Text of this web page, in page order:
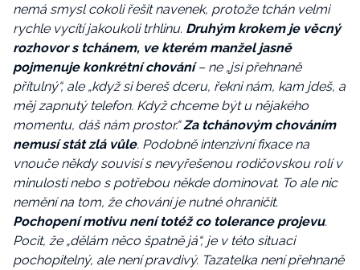
nemá smysl cokoli řešit navenek, protože tchán velmi
rychle vycítí jakoukoli trhlinu. Druhým krokem je věcný
rozhovor s tchánem, ve kterém manžel jasně
pojmenuje konkrétní chování– ne „jsi přehnaně
přítulný“, ale „když si bereš dceru, řekni nám, kam jdeš, a
měj zapnutý telefon. Když chceme být u nějakého
momentu, dáš nám prostor.“Za tchánovým chováním
nemusí stát zlá vůle. Podobně intenzivní fixace na
vnouče někdy souvisí s nevyřešenou rodičovskou rolí v
minulosti nebo s potřebou někde dominovat. To ale nic
nemění na tom, že chování je nutné ohraničit.
Pochopení motivu není totéž co tolerance projevu.
Pocit, že „dělám něco špatně já“, je v této situaci
pochopitelný, ale není pravdivý. Tazatelka není přehnaně